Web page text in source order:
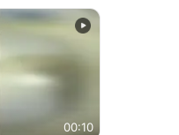
00:10